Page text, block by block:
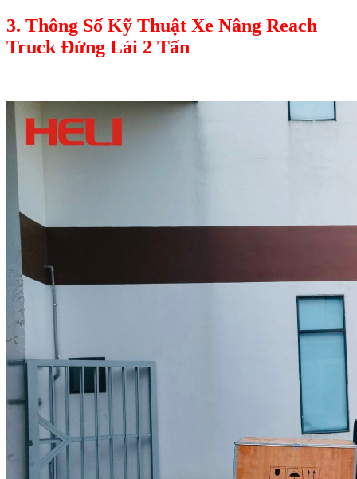
3. Thông Số Kỹ Thuật Xe Nâng Reach
Truck Đứng Lái 2 Tấn